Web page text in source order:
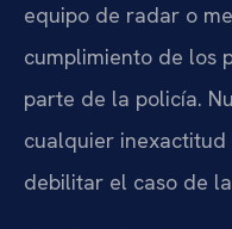
equipo de radar o
cumplimiento de los
parte de la policía.
cualquier
debilitar el caso de